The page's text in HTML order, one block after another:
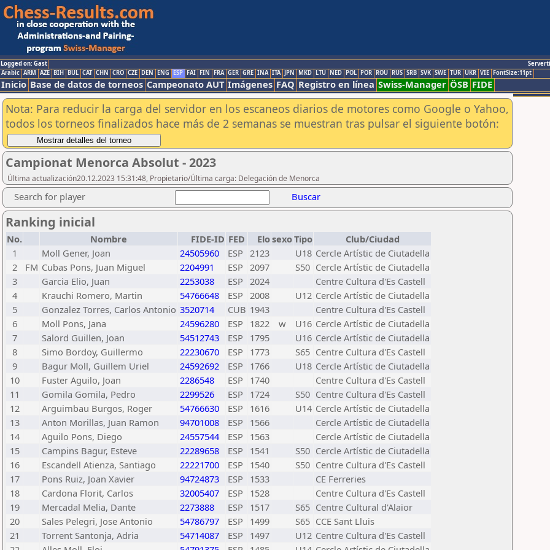
Logged on: Gast
Arabic ARM AZE BIH BUL CAT CHN CRO CZE DEN ENG ESP FAI FIN FRA GER GRE INA ITA JPN MKD LTU NED POL POR ROU RUS SRB SVK SWE TUR UKR VIE FontSize:11pt
Inicio Base de datos de torneos Campeonato AUT Imágenes FAQ Registro en línea Swiss-Manager ÖSB FIDE
Nota: Para reducir la carga del servidor en los escaneos diarios de motores como Google o Yahoo,
todos los torneos finalizados hace más de 2 semanas se muestran tras pulsar el siguiente botón:
Campionat Menorca Absolut - 2023
Última actualización20.12.2023 15:31:48, Propietario/Última carga: Delegación de Menorca
Search for player Buscar
Ranking inicial
No. Nombre FIDE-ID FED ElosexoTipo
Club/Ciudad
1
Moll Gener, Joan 24505960 ESP 2123 U18 Cercle Artístic de Ciutadella
2
FM Cubas Pons, Juan Miguel 2204991 ESP 2097 S50 Cercle Artístic de Ciutadella
3
Garcia Elio, Juan 2253038 ESP 2024
Centre Cultura d'Es Castell
4
Krauchi Romero, Martin 54766648 ESP 2008 U12 Cercle Artístic de Ciutadella
5
Gonzalez Torres, Carlos Antonio 3520714 CUB 1943
Centre Cultura d'Es Castell
6
Moll Pons, Jana 24596280 ESP 1822 w U16 Cercle Artístic de Ciutadella
7
Salord Guillen, Joan 54512743 ESP 1795 U16 Cercle Artístic de Ciutadella
8
Simo Bordoy, Guillermo 22230670 ESP 1773 S65 Centre Cultura d'Es Castell
9
Bagur Moll, Guillem Uriel 24592692 ESP 1766 U18 Cercle Artístic de Ciutadella
10
Fuster Aguilo, Joan 2286548 ESP 1740
Centre Cultura d'Es Castell
11
Gomila Gomila, Pedro 2299526 ESP 1724 S50 Centre Cultura d'Es Castell
12
Arguimbau Burgos, Roger 54766630 ESP 1616 U14 Cercle Artístic de Ciutadella
13
Anton Morillas, Juan Ramon 94701008 ESP 1566
Cercle Artístic de Ciutadella
14
Aguilo Pons, Diego 24557544 ESP 1563
Cercle Artístic de Ciutadella
15
Campins Bagur, Esteve 22289658 ESP 1541 S50 Cercle Artístic de Ciutadella
16
Escandell Atienza, Santiago 22221700 ESP 1540 S50 Centre Cultura d'Es Castell
17
Pons Ruiz, Joan Xavier 94724873 ESP 1533
CE Ferreries
18
Cardona Florit, Carlos 32005407 ESP 1528
Centre Cultura d'Es Castell
19
Mercadal Melia, Dante 2273888 ESP 1517 S65 Centre Cultural d'Alaior
20
Sales Pelegri, Jose Antonio 54786797 ESP 1499 S65 CCE Sant Lluis
21
Torrent Santonja, Adria 54714087 ESP 1497 U12 Centre Cultura d'Es Castell